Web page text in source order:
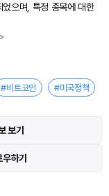
으며, 특정 종목에 대한
#비트코인 #미국정책
보기
하기